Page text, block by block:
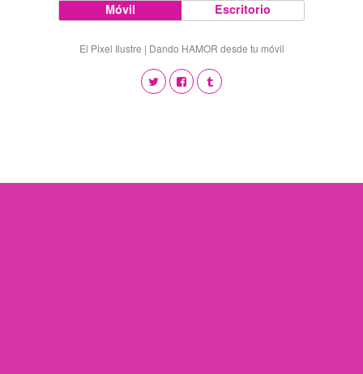
Móvil Escritorio
El Pixel Ilustre | Dando HAMOR desde tu móvil